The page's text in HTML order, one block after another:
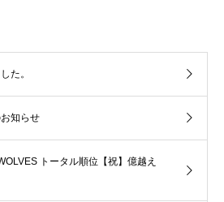
た。
知らせ
トータル順位【祝】億越え